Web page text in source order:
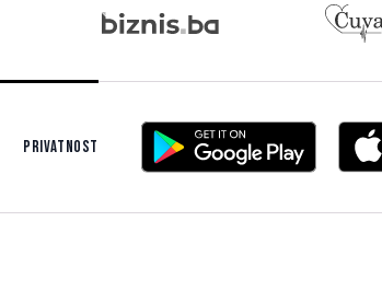
Privatnost